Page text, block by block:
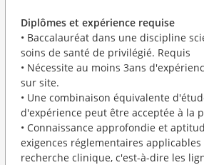
Diplômes et expérience requise
• Baccalauréat dans une discipline
soins de santé de privilégié. Requis
• Nécessite au moins 3ans
sur site.
• Une combinaison équivalente
d'expérience peut être acceptée à la
• Connaissance approfondie et
exigences réglementaires
recherche clinique, c'est-à-dire les